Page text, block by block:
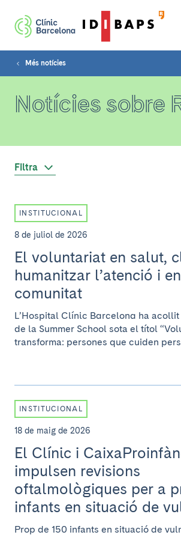
Més notícies
Notícies sobre
Filtra
INSTITUCIONAL
8 de juliol de 2026
El voluntariat en salut,
humanitzar l’atenció i
comunitat
L’Hospital Clínic Barcelona ha acollit
de la Summer School sota el títol
transforma: persones que cuiden
INSTITUCIONAL
18 de maig de 2026
El Clínic i
impulsen revisions
oftalmològiques per a
infants en situació de
Prop de 150 infants en situació de